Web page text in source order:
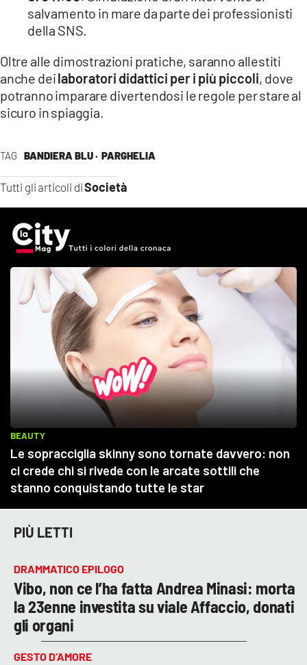
TAG BANDIERA BLU · PARGHELIA
Tutti gli articoli diSocietà
salvamento in mare da parte dei professionisti
della SNS.
Oltre alle dimostrazioni pratiche, saranno allestiti
anche deilaboratori didattici per i più piccoli, dove
potranno imparare divertendosi le regole per stare al
sicuro in spiaggia.
PIÙ LETTI
DRAMMATICO EPILOGO
Vibo, non ce l’ha fatta Andrea Minasi: morta
la 23enne investita su viale Affaccio, donati
gli organi
GESTO D’AMORE